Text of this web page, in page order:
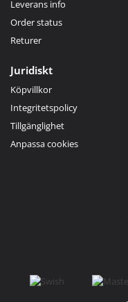
Leverans info
Order status
Returer
Juridiskt
Köpvillkor
Integritetspolicy
Tillgänglighet
Anpassa cookies